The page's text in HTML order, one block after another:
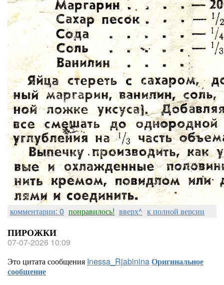
комментарии: 0 понравилось! вверх^ к полной версии
ПИРОЖКИ
07-07-2026 10:09
Это цитата сообщения Inessa_RjabininaОригинальное
сообщение